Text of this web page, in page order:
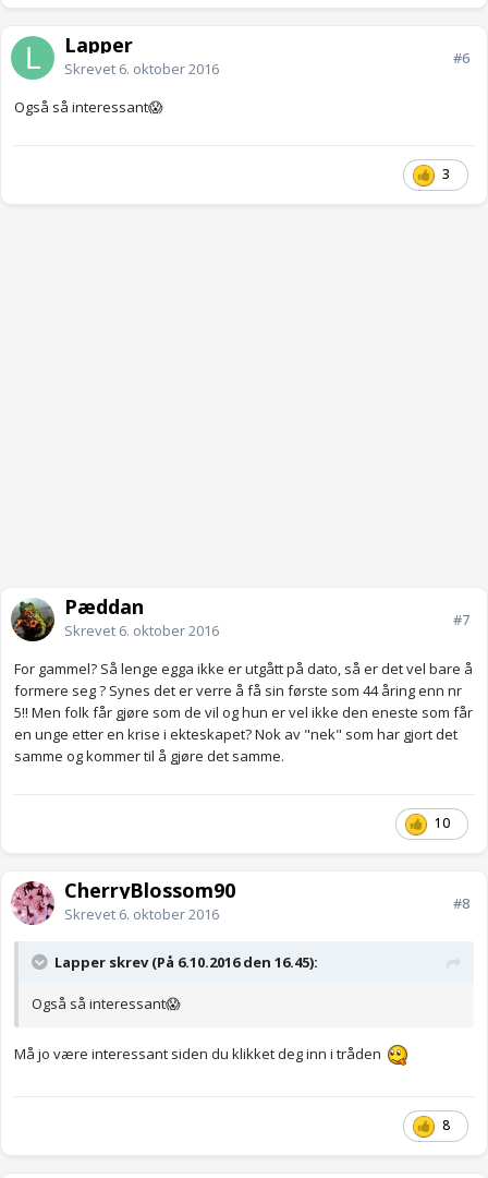
Lapper
Skrevet 6. oktober 2016
#6
Også så interessant😱
3
Pæddan
Skrevet 6. oktober 2016
#7
For gammel? Så lenge egga ikke er utgått på dato, så er det vel bare å
formere seg ? Synes det er verre å få sin første som 44 åring enn nr
5!! Men folk får gjøre som de vil og hun er vel ikke den eneste som får
en unge etter en krise i ekteskapet? Nok av "nek" som har gjort det
samme og kommer til å gjøre det samme.
10
CherryBlossom90
Skrevet 6. oktober 2016
#8
Lapper skrev (På 6.10.2016 den 16.45):
Også så interessant😱
Må jo være interessant siden du klikket deg inn i tråden
8